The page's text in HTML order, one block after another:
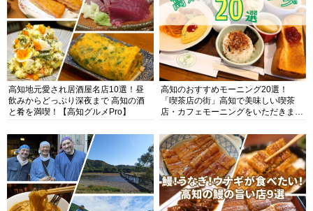
高知地元愛され居酒屋名店10選！昼
飲みからどっぷり深夜まで 高知の酒
と肴を満喫！【高知グルメPro】
高知のおすすめモーニング20選！
「喫茶店の街」高知で美味しい喫茶
店・カフェモーニングをいただきま